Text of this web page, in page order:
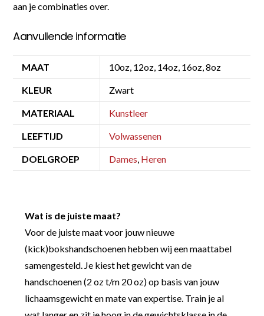
aan je combinaties over.
Aanvullende informatie
MAAT 10oz, 12oz, 14oz, 16oz, 8oz
KLEUR Zwart
MATERIAAL Kunstleer
LEEFTIJD Volwassenen
DOELGROEP Dames, Heren
Wat is de juiste maat?
Voor de juiste maat voor jouw nieuwe
(kick)bokshandschoenen hebben wij een maattabel
samengesteld. Je kiest het gewicht van de
handschoenen (2 oz t/m 20 oz) op basis van jouw
lichaamsgewicht en mate van expertise. Train je al